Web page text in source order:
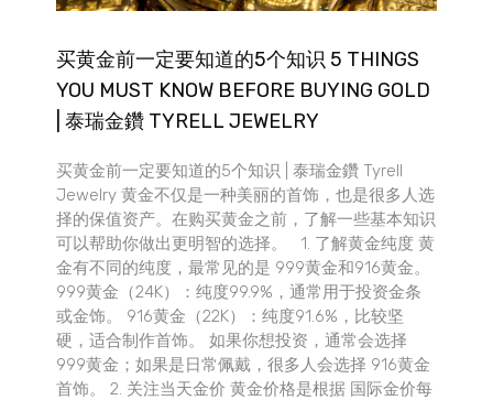
买黄金前一定要知道的5个知识 5 THINGS
YOU MUST KNOW BEFORE BUYING GOLD
| 泰瑞金鑽 TYRELL JEWELRY
买黄金前一定要知道的5个知识 | 泰瑞金鑽 Tyrell
Jewelry 黄金不仅是一种美丽的首饰，也是很多人选
择的保值资产。在购买黄金之前，了解一些基本知识
可以帮助你做出更明智的选择。 1. 了解黄金纯度 黄
金有不同的纯度，最常见的是 999黄金和916黄金。
999黄金（24K）：纯度99.9%，通常用于投资金条
或金饰。 916黄金（22K）：纯度91.6%，比较坚
硬，适合制作首饰。 如果你想投资，通常会选择
999黄金；如果是日常佩戴，很多人会选择 916黄金
首饰。 2. 关注当天金价 黄金价格是根据 国际金价每